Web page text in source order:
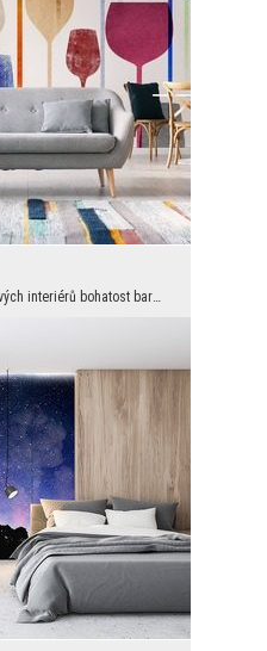
Češi stále více vkládají do svých interiérů bohatost barev, pokud jde o dekorace. Díky tomu nejso...